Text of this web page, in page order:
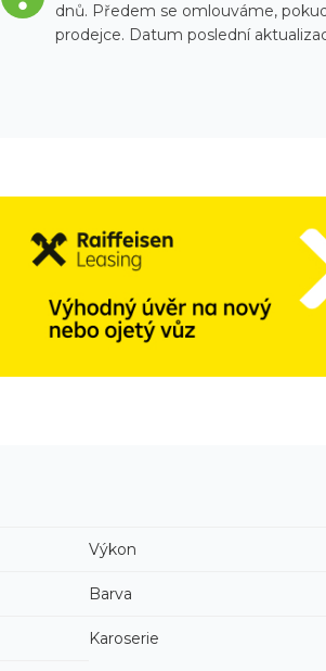
dnů. Předem se omlouváme,
prodejce. Datum poslední
Výkon
Barva
Karoserie